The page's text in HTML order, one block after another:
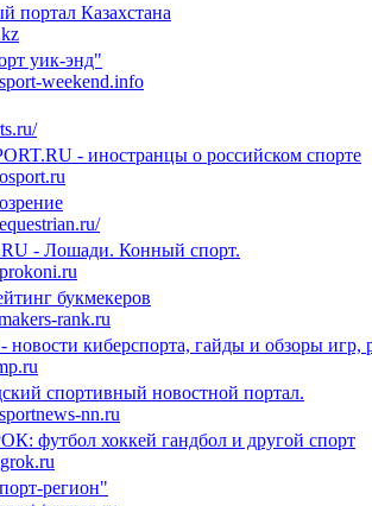
портал Казахстана
уик-энд"
weekend.info
- иностранцы о российском спорте
- Лошади. Конный спорт.
букмекеров
rank.ru
новости киберспорта, гайды и обзоры игр,
спортивный новостной портал.
nn.ru
футбол хоккей гандбол и другой спорт
регион"